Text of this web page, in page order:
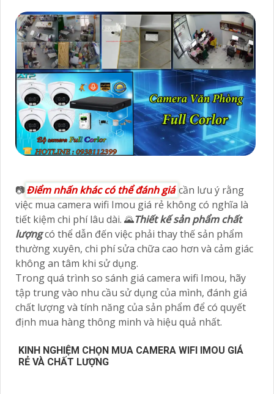
📷Điểm nhấn khác có thể đánh giácần lưu ý rằng
việc mua camera wifi Imou giá rẻ không có nghĩa là
tiết kiệm chi phí lâu dài. 🌄Thiết kế sản phẩm chất
lượngcó thể dẫn đến việc phải thay thế sản phẩm
thường xuyên, chi phí sửa chữa cao hơn và cảm giác
không an tâm khi sử dụng.
Trong quá trình so sánh giá camera wifi Imou, hãy
tập trung vào nhu cầu sử dụng của mình, đánh giá
chất lượng và tính năng của sản phẩm để có quyết
định mua hàng thông minh và hiệu quả nhất.
KINH NGHIỆM CHỌN MUA CAMERA WIFI IMOU GIÁ
RẺ VÀ CHẤT LƯỢNG